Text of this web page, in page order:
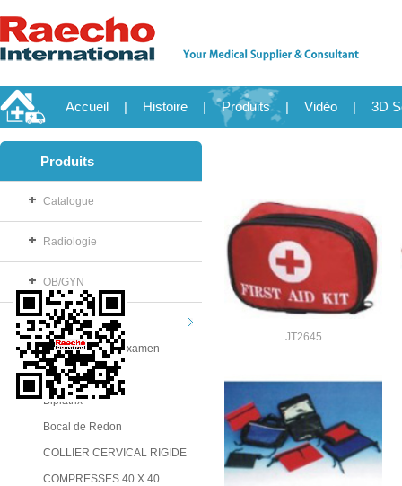
Accueil | Histoire | Produits | Vidéo | 3D
Produits
Catalogue
Radiologie
OB/GYN
Consommable
Gants steriles d'examen
Cuvette
Biplatrix
Bocal de Redon
COLLIER CERVICAL RIGIDE
COMPRESSES 40 X 40
JT2645